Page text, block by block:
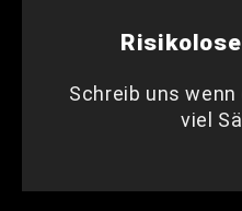
Schreib uns
viel